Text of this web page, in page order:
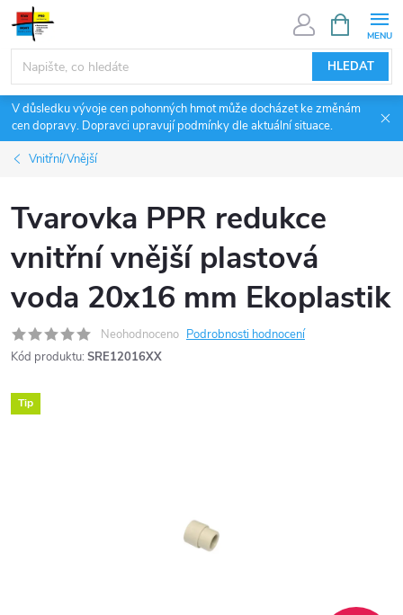
Přejít
obsah
HLEDAT
NÁKUPNÍ
KOŠÍK
V důsledku vývoje cen pohonných hmot může docházet ke změnám
cen dopravy. Dopravci upravují podmínky dle aktuální situace.
Vnitřní/Vnější
Tvarovka PPR redukce
vnitřní vnější plastová
voda 20x16 mm Ekoplastik
Neohodnoceno Podrobnosti hodnocení
Kód produktu: SRE12016XX
Tip